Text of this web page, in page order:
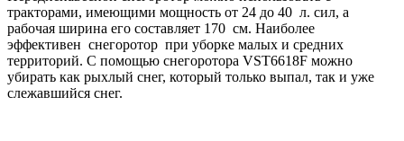
тракторами, имеющими мощность от 24 до 40 л. сил, а
рабочая ширина его составляет 170 см. Наиболее
эффективен снегоротор при уборке малых и средних
территорий. С помощью снегоротора VST6618F можно
убирать как рыхлый снег, который только выпал, так и уже
слежавшийся снег.